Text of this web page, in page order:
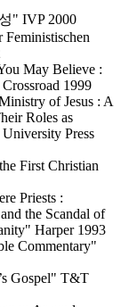
" IVP 2000
Feministischen
May Believe :
1999
of Jesus : A
Roles as
Press
First Christian
Priests :
the Scandal of
Harper 1993
Commentary"
Gospel" T&T